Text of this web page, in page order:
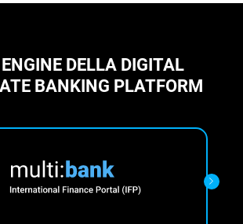
DELLA DIGITAL
BANKING PLATFORM